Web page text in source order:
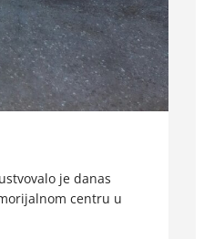
je danas
centru u